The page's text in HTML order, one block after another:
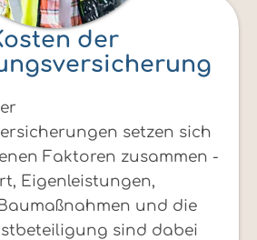
der
setzen sich
Faktoren zusammen -
Eigenleistungen,
und die
sind dabei